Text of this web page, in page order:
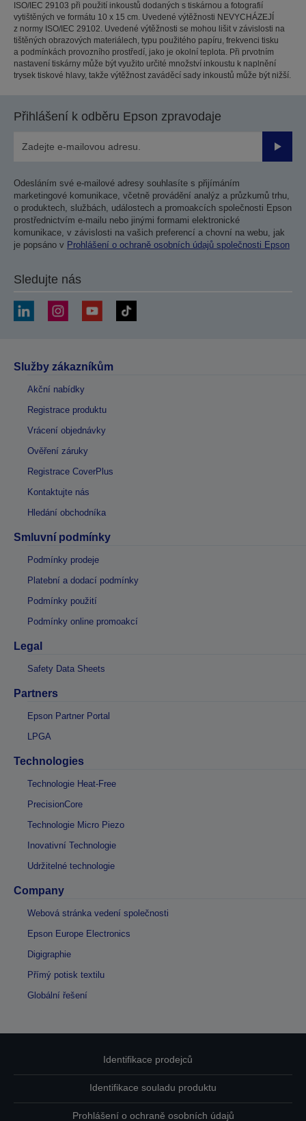
ISO/IEC 29103 při použití inkoustů dodaných s tiskárnou a fotografií
vytištěných ve formátu 10 x 15 cm. Uvedené výtěžnosti NEVYCHÁZEJÍ
z normy ISO/IEC 29102. Uvedené výtěžnosti se mohou lišit v závislosti na
tištěných obrazových materiálech, typu použitého papíru, frekvenci tisku
a podmínkách provozního prostředí, jako je okolní teplota. Při prvotním
nastavení tiskárny může být využito určité množství inkoustu k naplnění
trysek tiskové hlavy, takže výtěžnost zaváděcí sady inkoustů může být nižší.
Přihlášení k odběru Epson zpravodaje
Odesláním své e-mailové adresy souhlasíte s přijímáním
marketingové komunikace, včetně provádění analýz a průzkumů trhu,
o produktech, službách, událostech a promoakcích společnosti Epson
prostřednictvím e-mailu nebo jinými formami elektronické
komunikace, v závislosti na vašich preferencí a chovní na webu, jak
je popsáno v Prohlášení o ochraně osobních údajů společnosti Epson
Sledujte nás
Služby zákazníkům
Akční nabídky
Registrace produktu
Vrácení objednávky
Ověření záruky
Registrace CoverPlus
Kontaktujte nás
Hledání obchodníka
Smluvní podmínky
Podmínky prodeje
Platební a dodací podmínky
Podmínky použití
Podmínky online promoakcí
Legal
Safety Data Sheets
Partners
Epson Partner Portal
LPGA
Technologies
Technologie Heat-Free
PrecisionCore
Technologie Micro Piezo
Inovativní Technologie
Udržitelné technologie
Company
Webová stránka vedení společnosti
Epson Europe Electronics
Digigraphie
Přímý potisk textilu
Globální řešení
Identifikace prodejců
Identifikace souladu produktu
Prohlášení o ochraně osobních údajů